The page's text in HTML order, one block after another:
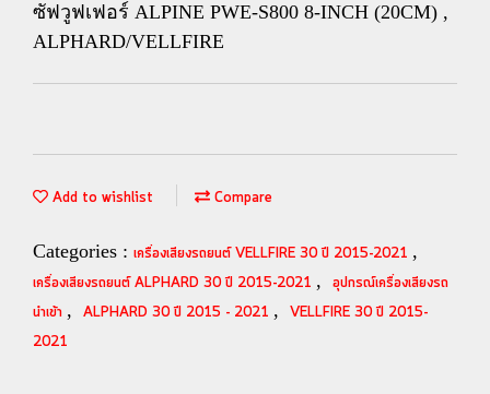
ซัฟวูฟเฟอร์ ALPINE PWE-S800 8-INCH (20CM) ,
ALPHARD/VELLFIRE
Add to wishlist Compare
Categories : เครื่องเสียงรถยนต์ VELLFIRE 30 ปี 2015-2021 ,
เครื่องเสียงรถยนต์ ALPHARD 30 ปี 2015-2021 , อุปกรณ์เครื่องเสียงรถ
นำเข้า , ALPHARD 30 ปี 2015 - 2021 , VELLFIRE 30 ปี 2015-
2021